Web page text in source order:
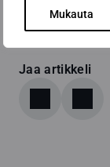
Mukauta
Jaa artikkeli